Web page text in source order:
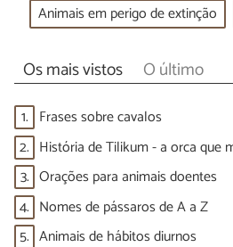
Animais em perigo de extinção
Os mais vistos O último
1. Frases sobre cavalos
2. História de Tilikum - a orca que
3. Orações para animais doentes
4. Nomes de pássaros de A a Z
5. Animais de hábitos diurnos